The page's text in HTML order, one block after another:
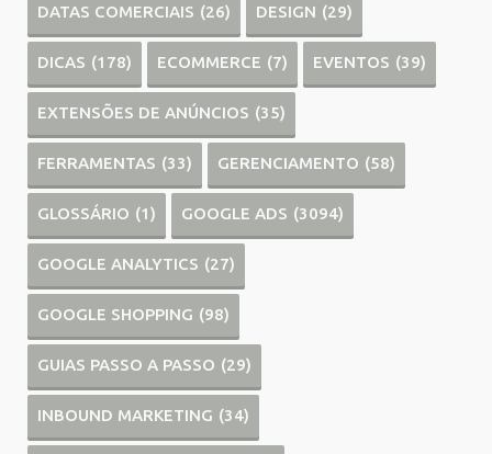
DATAS COMERCIAIS (26) DESIGN (29)
DICAS (178) ECOMMERCE (7) EVENTOS (39)
EXTENSÕES DE ANÚNCIOS (35)
FERRAMENTAS (33) GERENCIAMENTO (58)
GLOSSÁRIO (1) GOOGLE ADS (3094)
GOOGLE ANALYTICS (27)
GOOGLE SHOPPING (98)
GUIAS PASSO A PASSO (29)
INBOUND MARKETING (34)